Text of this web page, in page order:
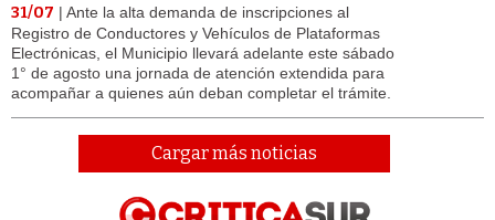
31/07 | Ante la alta demanda de inscripciones al
Registro de Conductores y Vehículos de Plataformas
Electrónicas, el Municipio llevará adelante este sábado
1° de agosto una jornada de atención extendida para
acompañar a quienes aún deban completar el trámite.
Cargar más noticias